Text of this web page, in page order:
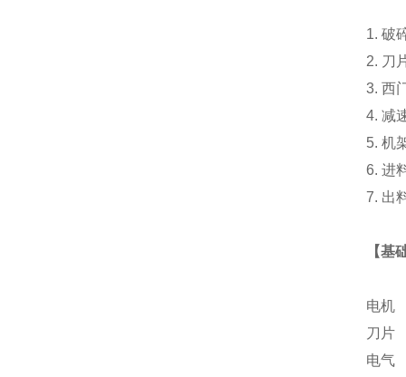
1. 破
2. 刀
3. 西
4. 减
5. 机
6. 进
7. 出
【基
电机
刀片
电气